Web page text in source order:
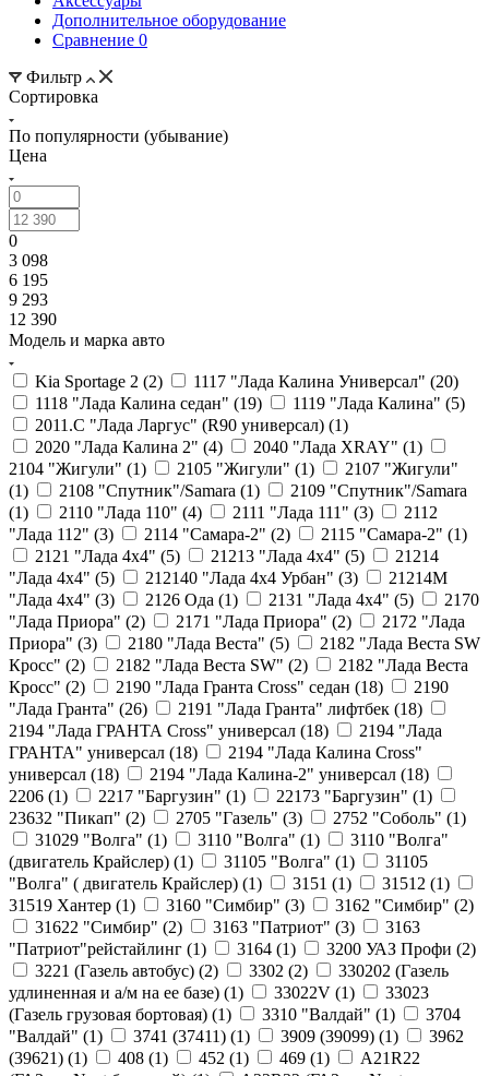
Дополнительное оборудование
Сравнение 0
Фильтр
Сортировка
По популярности (убывание)
Цена
0
3 098
6 195
9 293
12 390
Модель и марка авто
Kia Sportage 2 (2) 1117 "Лада Калина Универсал" (20)
1118 "Лада Калина седан" (19) 1119 "Лада Калина" (5)
2011.С "Лада Ларгус" (R90 универсал) (1)
2020 "Лада Калина 2" (4) 2040 "Лада ХRAY" (1)
2104 "Жигули" (1) 2105 "Жигули" (1)
2107 "Жигули"
(1) 2108 "Cпутник"/Samara (1)
2109 "Спутник"/Samara
(1) 2110 "Лада 110" (4) 2111 "Лада 111" (3)
2112
"Лада 112" (3) 2114 "Самара-2" (2) 2115 "Самара-2" (1)
2121 "Лада 4х4" (5) 21213 "Лада 4х4" (5)
21214
"Лада 4х4" (5) 212140 "Лада 4х4 Урбан" (3)
21214М
"Лада 4х4" (3) 2126 Ода (1) 2131 "Лада 4х4" (5)
2170
"Лада Приора" (2) 2171 "Лада Приора" (2)
2172 "Лада
Приора" (3) 2180 "Лада Веста" (5)
2182 "Лада Веста SW
Кросс" (2) 2182 "Лада Веста SW" (2)
2182 "Лада Веста
Кросс" (2) 2190 "Лада Гранта Cross" седан (18)
2190
"Лада Гранта" (26) 2191 "Лада Гранта" лифтбек (18)
2194 "Лада ГРАНТА Cross" универсал (18)
2194 "Лада
ГРАНТА" универсал (18)
2194 "Лада Калина Cross"
универсал (18) 2194 "Лада Калина-2" универсал (18)
2206 (1) 2217 "Баргузин" (1) 22173 "Баргузин" (1)
23632 "Пикап" (2) 2705 "Газель" (3) 2752 "Соболь" (1)
31029 "Волга" (1) 3110 "Волга" (1)
3110 "Волга"
(двигатель Крайслер) (1) 31105 "Волга" (1)
31105
"Волга" ( двигатель Крайслер) (1) 3151 (1) 31512 (1)
31519 Хантер (1) 3160 "Симбир" (3) 3162 "Симбир" (2)
31622 "Симбир" (2) 3163 "Патриот" (3)
3163
"Патриот"рейстайлинг (1) 3164 (1) 3200 УАЗ Профи (2)
3221 (Газель автобус) (2) 3302 (2)
330202 (Газель
удлиненная и а/м на ее базе) (1) 33022V (1)
33023
(Газель грузовая бортовая) (1) 3310 "Валдай" (1)
3704
"Валдай" (1) 3741 (37411) (1) 3909 (39099) (1)
3962
(39621) (1) 408 (1) 452 (1) 469 (1)
A21R22